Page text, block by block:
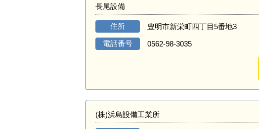
長尾設備
住所 豊明市新栄町四丁目5番地3
電話番号 0562-98-3035
(株)浜島設備工業所